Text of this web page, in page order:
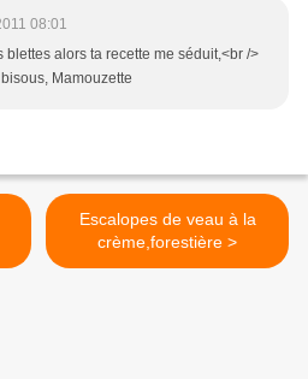
08:01
blettes alors ta recette me séduit,<br />
Mamouzette
Escalopes de veau à la
crème,forestière >